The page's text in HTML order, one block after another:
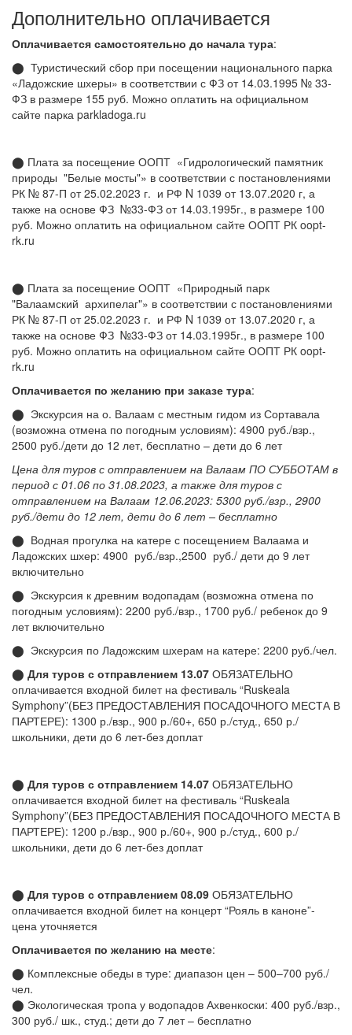
Дополнительно оплачивается
Оплачивается самостоятельно до начала тура:
⬤ Туристический сбор при посещении национального парка
«Ладожские шхеры» в соответствии с ФЗ от 14.03.1995 № 33-
ФЗ в размере 155 руб. Можно оплатить на официальном
сайте парка parkladoga.ru
⬤ Плата за посещение ООПТ «Гидрологический памятник
природы "Белые мосты"» в соответствии с постановлениями
РК № 87-П от 25.02.2023 г. и РФ N 1039 от 13.07.2020 г, а
также на основе ФЗ №33-ФЗ от 14.03.1995г., в размере 100
руб. Можно оплатить на официальном сайте ООПТ РК oopt-
rk.ru
⬤ Плата за посещение ООПТ «Природный парк
"Валаамский архипелаг"» в соответствии с постановлениями
РК № 87-П от 25.02.2023 г. и РФ N 1039 от 13.07.2020 г, а
также на основе ФЗ №33-ФЗ от 14.03.1995г., в размере 100
руб. Можно оплатить на официальном сайте ООПТ РК oopt-
rk.ru
Оплачивается по желанию при заказе тура:
⬤ Экскурсия на о. Валаам с местным гидом из Сортавала
(возможна отмена по погодным условиям): 4900 руб./взр.,
2500 руб./дети до 12 лет, бесплатно – дети до 6 лет
Цена для туров с отправлением на Валаам ПО СУББОТАМ в
период с 01.06 по 31.08.2023, а также для туров с
отправлением на Валаам 12.06.2023: 5300 руб./взр., 2900
руб./дети до 12 лет, дети до 6 лет – бесплатно
⬤ Водная прогулка на катере с посещением Валаама и
Ладожских шхер: 4900 руб./взр.,2500 руб./ дети до 9 лет
включительно
⬤ Экскурсия к древним водопадам (возможна отмена по
погодным условиям): 2200 руб./взр., 1700 руб./ ребенок до 9
лет включительно
⬤ Экскурсия по Ладожским шхерам на катере: 2200 руб./чел.
⬤ Для туров с отправлением 13.07 ОБЯЗАТЕЛЬНО
оплачивается входной билет на фестиваль “Ruskeala
Symphony”(БЕЗ ПРЕДОСТАВЛЕНИЯ ПОСАДОЧНОГО МЕСТА В
ПАРТЕРЕ): 1300 р./взр., 900 р./60+, 650 р./студ., 650 р./
школьники, дети до 6 лет-без доплат
⬤ Для туров с отправлением 14.07 ОБЯЗАТЕЛЬНО
оплачивается входной билет на фестиваль “Ruskeala
Symphony”(БЕЗ ПРЕДОСТАВЛЕНИЯ ПОСАДОЧНОГО МЕСТА В
ПАРТЕРЕ): 1200 р./взр., 900 р./60+, 900 р./студ., 600 р./
школьники, дети до 6 лет-без доплат
⬤ Для туров с отправлением 08.09 ОБЯЗАТЕЛЬНО
оплачивается входной билет на концерт “Рояль в каноне”-
цена уточняется
Оплачивается по желанию на месте:
⬤ Комплексные обеды в туре: диапазон цен – 500–700 руб./
чел.
⬤ Экологическая тропа у водопадов Ахвенкоски: 400 руб./взр.,
300 руб./ шк., студ.; дети до 7 лет – бесплатно